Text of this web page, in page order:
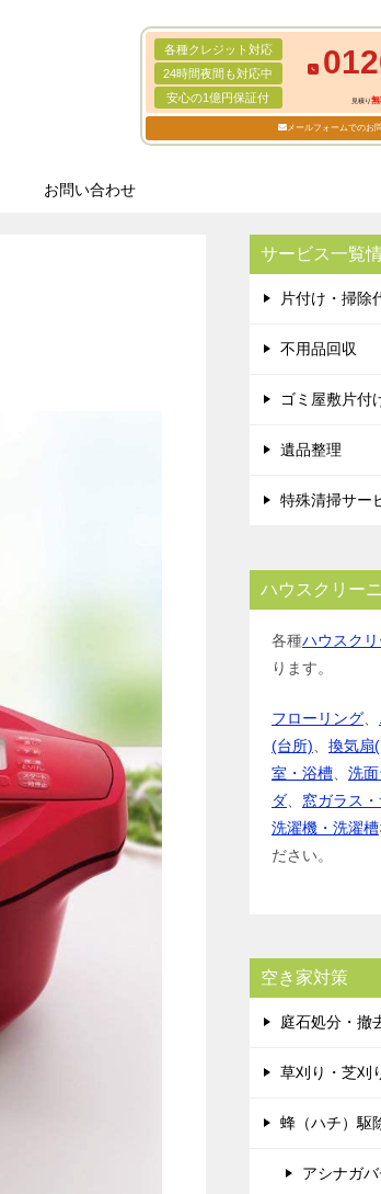
各種クレジット対応
24時間夜間も対応中
安心の1億円保証付
見積り
メールフォームでのお
お問い合わせ
サービス一覧
片付け・掃除
不用品回収
ゴミ屋敷片付
遺品整理
特殊清掃サー
ハウスクリー
各種ハウスク
ります。
フローリング
(台所)
換気扇
室・浴槽
洗面
ダ
窓ガラス
洗濯機・洗濯槽
ださい。
空き家対策
庭石処分・撤
草刈り・芝刈
蜂（ハチ）駆
アシナガ